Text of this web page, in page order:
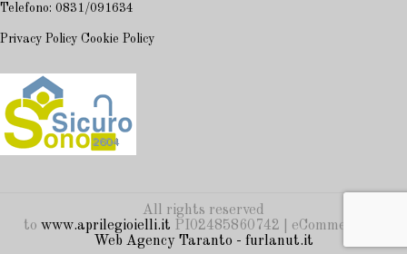
Telefono: 0831/091634
Privacy Policy Cookie Policy
All rights reserved
to www.aprilegioielli.it PI02485860742 | eCommerce by
Web Agency Taranto - furlanut.it